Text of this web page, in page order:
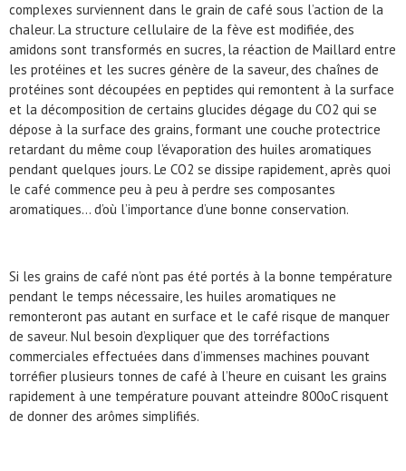
complexes surviennent dans le grain de café sous l’action de la
chaleur. La structure cellulaire de la fève est modifiée, des
amidons sont transformés en sucres, la réaction de Maillard entre
les protéines et les sucres génère de la saveur, des chaînes de
protéines sont découpées en peptides qui remontent à la surface
et la décomposition de certains glucides dégage du CO2 qui se
dépose à la surface des grains, formant une couche protectrice
retardant du même coup l’évaporation des huiles aromatiques
pendant quelques jours. Le CO2 se dissipe rapidement, après quoi
le café commence peu à peu à perdre ses composantes
aromatiques... d’où l’importance d’une bonne conservation.
Si les grains de café n’ont pas été portés à la bonne température
pendant le temps nécessaire, les huiles aromatiques ne
remonteront pas autant en surface et le café risque de manquer
de saveur. Nul besoin d’expliquer que des torréfactions
commerciales effectuées dans d’immenses machines pouvant
torréfier plusieurs tonnes de café à l’heure en cuisant les grains
rapidement à une température pouvant atteindre 800oC risquent
de donner des arômes simplifiés.